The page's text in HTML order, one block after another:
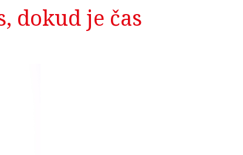
dokud je čas